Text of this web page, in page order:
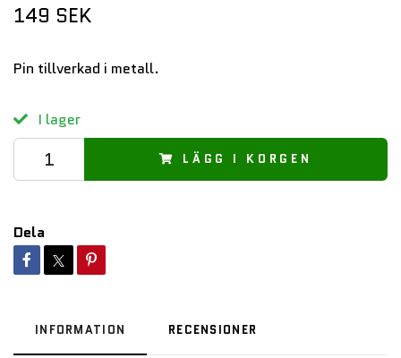
149 SEK
Pin tillverkad i metall.
I lager
LÄGG I KORGEN
Dela
INFORMATION RECENSIONER